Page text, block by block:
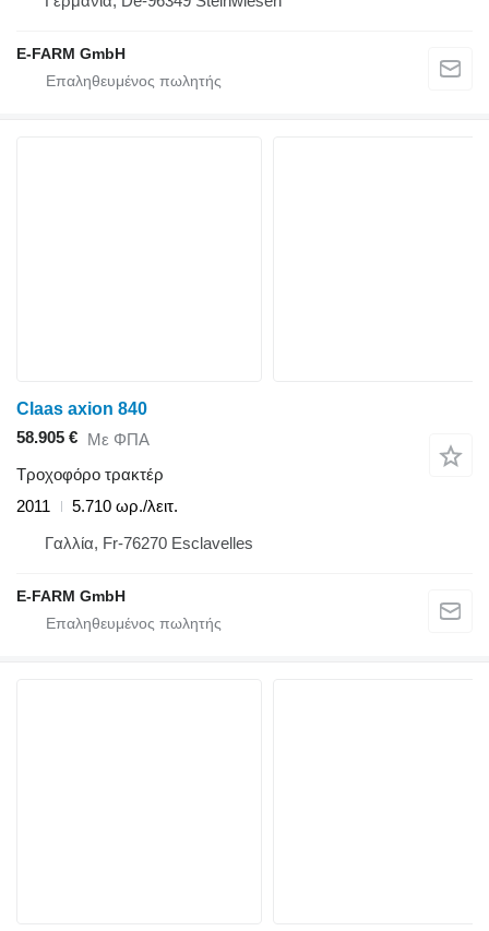
E-FARM GmbH
Claas axion 840
58.905 € Με ΦΠΑ
Τροχοφόρο τρακτέρ
2011
5.710 ωρ./λειτ.
Γαλλία, Fr-76270 Esclavelles
E-FARM GmbH